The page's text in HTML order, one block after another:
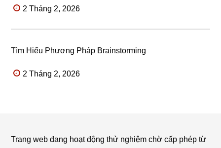
2 Tháng 2, 2026
Tìm Hiểu Phương Pháp Brainstorming
2 Tháng 2, 2026
Footer
Trang web đang hoạt động thử nghiệm chờ cấp phép từ